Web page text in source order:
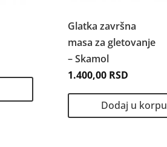
Glatka završna
masa za gletovanje
– Skamol
1.400,00 RSD
Dodaj u korpu